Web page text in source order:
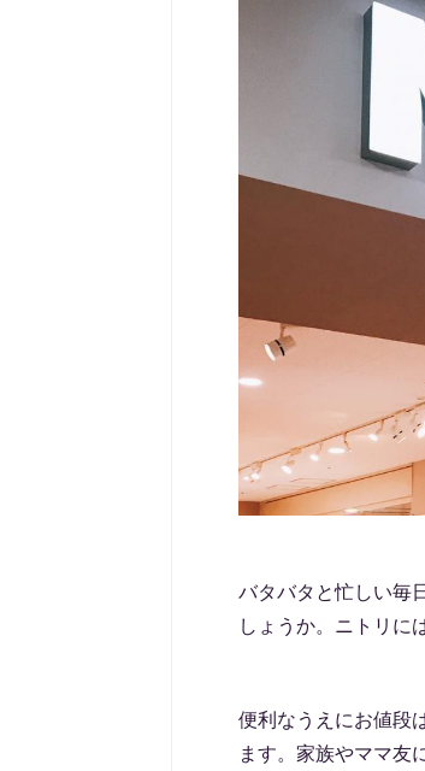
バタバタと忙しい毎
しょうか。ニトリに
便利なうえにお値段
ます。家族やママ友